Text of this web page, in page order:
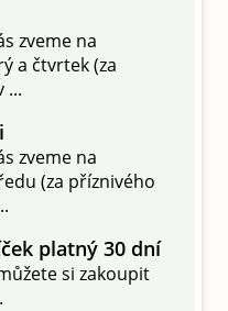
zveme na
a čtvrtek (za
...
zveme na
(za příznivého
platný 30 dní
si zakoupit